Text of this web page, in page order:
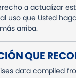
a actualizar
uso que Usted
arriba.
QUE
data compiled